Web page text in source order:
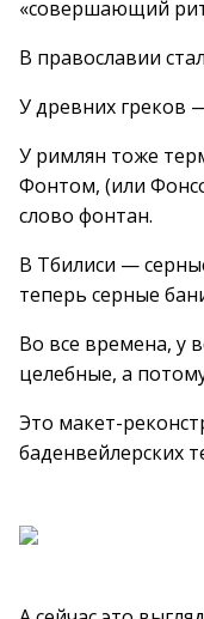
«совершающий
В православии
У древних греков
У римлян тоже
Фонтом, (или
слово фонтан.
В Тбилиси —
теперь серные
Во все времена, у
целебные, а
Это макет-
баденвейлерских